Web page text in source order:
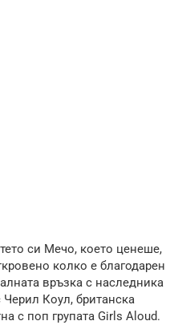
си Мечо, което ценеше,
колко е благодарен
връзка с наследника
Коул, британска
с поп групата Girls Aloud.